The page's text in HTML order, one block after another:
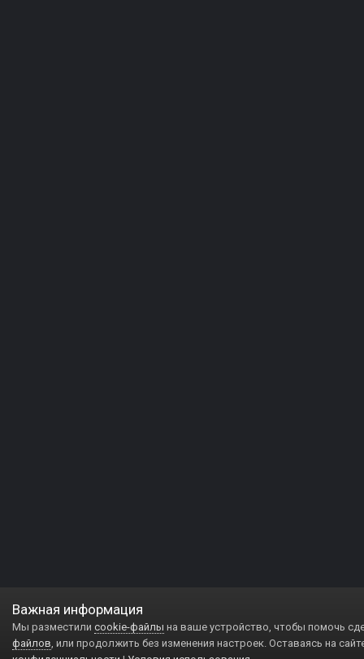
Важная информация
Мы разместили cookie-файлы на ваше устройство, чтобы помочь
файлов, или продолжить без изменения настроек. Оставаясь на